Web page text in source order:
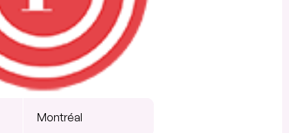
Montréal